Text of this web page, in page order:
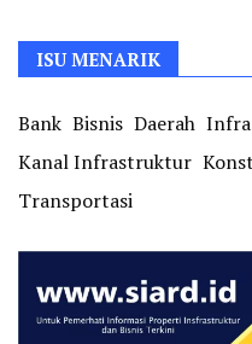
ISU MENARIK
Bank Bisnis Daerah
Kanal Infrastruktur
Transportasi